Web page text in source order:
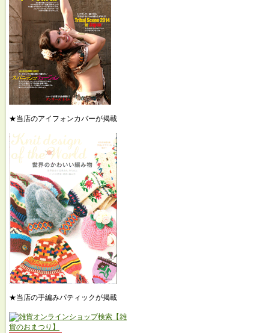
★当店のアイフォンカバーが掲載
★当店の手編みパティックが掲載